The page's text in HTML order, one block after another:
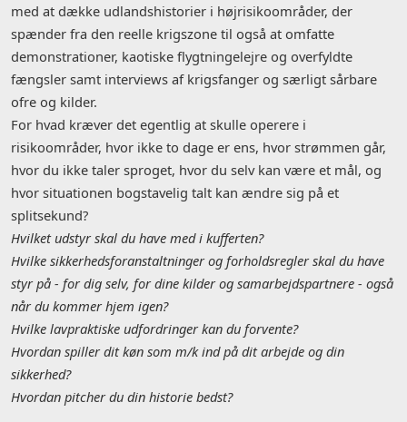
med at dække udlandshistorier i højrisikoområder, der
spænder fra den reelle krigszone til også at omfatte
demonstrationer, kaotiske flygtningelejre og overfyldte
fængsler samt interviews af krigsfanger og særligt sårbare
ofre og kilder.
For hvad kræver det egentlig at skulle operere i
risikoområder, hvor ikke to dage er ens, hvor strømmen går,
hvor du ikke taler sproget, hvor du selv kan være et mål, og
hvor situationen bogstavelig talt kan ændre sig på et
splitsekund?
Hvilket udstyr skal du have med i kufferten?
Hvilke sikkerhedsforanstaltninger og forholdsregler skal du have
styr på - for dig selv, for dine kilder og samarbejdspartnere - også
når du kommer hjem igen?
Hvilke lavpraktiske udfordringer kan du forvente?
Hvordan spiller dit køn som m/k ind på dit arbejde og din
sikkerhed?
Hvordan pitcher du din historie bedst?